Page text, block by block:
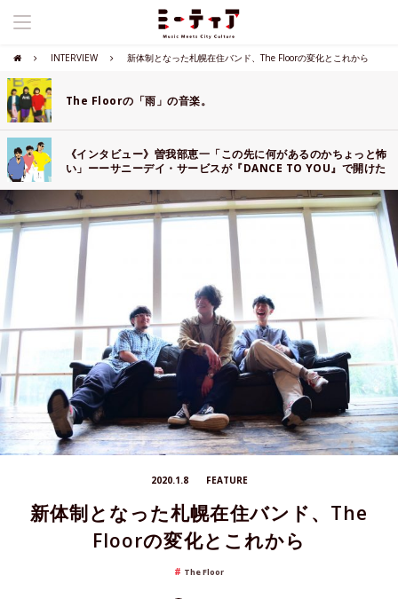
INTERVIEW 新体制となった札幌在住バンド、The Floorの変化とこれから
The Floorの「雨」の音楽。
《インタビュー》曽我部恵一「この先に何があるのかちょっと怖
い」ーーサニーデイ・サービスが『DANCE TO YOU』で開けた
2020.1.8 FEATURE
新体制となった札幌在住バンド、The
Floorの変化とこれから
The Floor